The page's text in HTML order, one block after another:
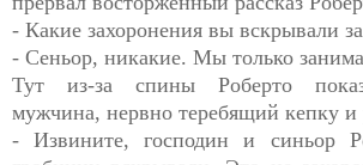
- Какие захоронения вы вскрывали
- Сеньор, никакие. Мы только
Тут из-за спины Роберто
мужчина, нервно теребящий кепку и
- Извините, господин и синьор